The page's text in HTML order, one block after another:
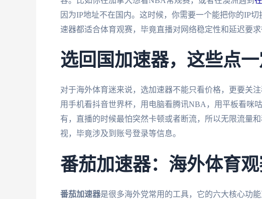
因为IP地址不在国内。这时候，你需要一个能把你的IP
速器都适合体育观赛，毕竟直播对网络稳定性和延迟要求
选回国加速器，这些点
对于海外体育迷来说，选加速器不能只看价格，更要关
用手机看抖音世界杯，用电脑看腾讯NBA，用平板看咪
有，直播的时候最怕突然卡顿或者断流，所以无限流量
视，毕竟涉及到账号登录等信息。
番茄加速器：海外体育
番茄加速器是很多海外党常用的工具，它的六大核心功